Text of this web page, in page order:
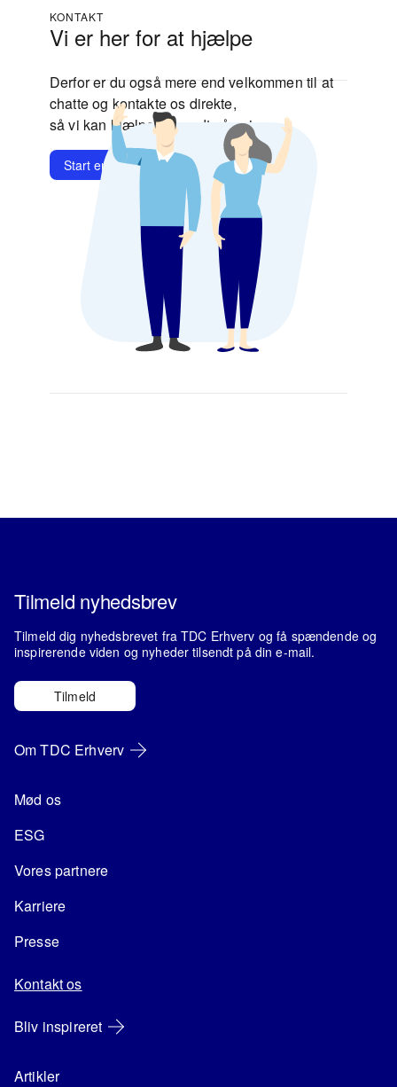
KONTAKT
Vi er her for at hjælpe
Derfor er du også mere end velkommen til at
chatte og kontakte os direkte,
så vi kan hjælpe dig godt på vej.
Start en chat Kontakt os
Tilmeld nyhedsbrev
Tilmeld dig nyhedsbrevet fra TDC Erhverv og få spændende og
inspirerende viden og nyheder tilsendt på din e-mail.
Tilmeld
Om TDC Erhverv
Mød os
ESG
Vores partnere
Karriere
Presse
Kontakt os
Bliv inspireret
Artikler